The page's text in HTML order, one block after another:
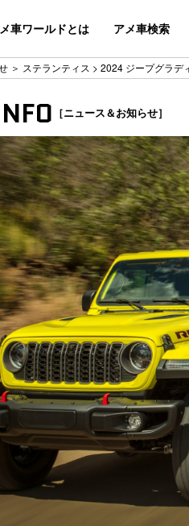
車ワールドとは アメ車検索
＞ ステランティス > 2024 ジープグラデ
［ニュース＆お知らせ］